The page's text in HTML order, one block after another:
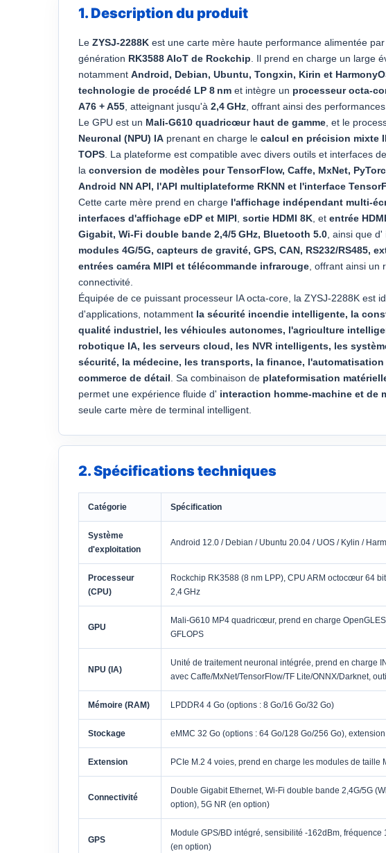
1. Description du produit
Le ZYSJ-2288K est une carte mère haute performance alimentée
génération RK3588 AIoT de Rockchip . Il prend en charge un large
notamment Android, Debian, Ubuntu, Tongxin, Kirin et
technologie de procédé LP 8 nm et intègre un processeur octa-
A76 + A55 , atteignant jusqu'à 2,4 GHz , offrant ainsi des
Le GPU est un Mali-G610 quadricœur haut de gamme , et le
Neuronal (NPU) IA prenant en charge le calcul en précision mixte
TOPS . La plateforme est compatible avec divers outils et interfaces
la conversion de modèles pour TensorFlow, Caffe, MxNet,
Android NN API, l'API multiplateforme RKNN et l'interface
Cette carte mère prend en charge l'affichage indépendant multi-
interfaces d'affichage eDP et MIPI sortie HDMI 8K , et entrée
Gigabit, Wi-Fi double bande 2,4/5 GHz, Bluetooth 5.0 , ainsi que d'
modules 4G/5G, capteurs de gravité, GPS, CAN, RS232/RS485,
entrées caméra MIPI et télécommande infrarouge , offrant ainsi
connectivité.
Équipée de ce puissant processeur IA octa-core, la ZYSJ-2288K est
d'applications, notamment la sécurité incendie intelligente, la
qualité industriel, les véhicules autonomes, l'agriculture
robotique IA, les serveurs cloud, les NVR intelligents, les
sécurité, la médecine, les transports, la finance,
commerce de détail . Sa combinaison de plateformisation
permet une expérience fluide d' interaction homme-machine et de
seule carte mère de terminal intelligent.
2. Spécifications techniques
Catégorie Spécification
Système
d'exploitation
Android 12.0 / Debian / Ubuntu 20.04 / UOS / Kylin /
Processeur
(CPU)
Rockchip RK3588 (8 nm LPP), CPU ARM octocœur 64
2,4 GHz
GPU
Mali-G610 MP4 quadricœur, prend en charge
GFLOPS
NPU (IA)
Unité de traitement neuronal intégrée, prend en charge
avec Caffe/MxNet/TensorFlow/TF Lite/ONNX/Darknet,
Mémoire (RAM) LPDDR4 4 Go (options : 8 Go/16 Go/32 Go)
Stockage eMMC 32 Go (options : 64 Go/128 Go/256 Go),
Extension PCIe M.2 4 voies, prend en charge les modules de taille
Connectivité
Double Gigabit Ethernet, Wi-Fi double bande 2,4G/5G
option), 5G NR (en option)
GPS
Module GPS/BD intégré, sensibilité -162dBm,
(en option)